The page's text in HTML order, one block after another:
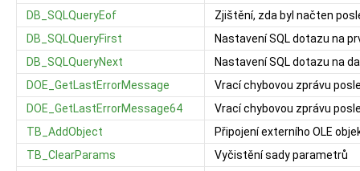
DB_SQLQueryEof
Zjištění, zda byl načten
DB_SQLQueryFirst
Nastavení SQL dotazu na
DB_SQLQueryNext
Nastavení SQL dotazu na
DOE_GetLastErrorMessage
Vrací chybovou zprávu
DOE_GetLastErrorMessage64
Vrací chybovou zprávu
TB_AddObject
Připojení externího OLE
TB_ClearParams
Vyčistění sady parametrů